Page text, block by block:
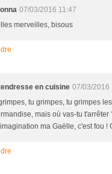
07/03/2016 11:47
merveilles, bisous
en cuisine 07/03/2016
tu grimpes, tu grimpes
mais où vas-tu t'arrêter
ma Gaëlle, c'est fou !